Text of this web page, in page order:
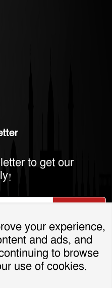
to get our
LLC. All Rights
your experience,
and ads, and
to browse
use of cookies.